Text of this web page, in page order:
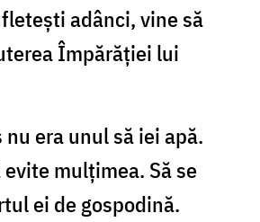
adânci, vine să
Împărăției lui
nu era unul să iei apă.
evite mulțimea. Să se
ei de gospodină.